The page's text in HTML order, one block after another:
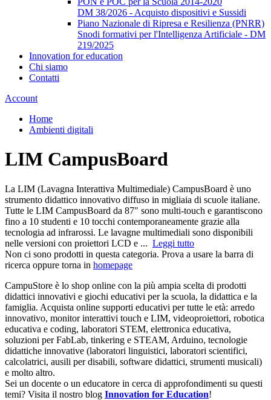
DM 38/2026 - Acquisto dispositivi e Sussidi
Piano Nazionale di Ripresa e Resilienza (PNRR)
Snodi formativi per l'Intelligenza Artificiale - DM
219/2025
Innovation for education
Chi siamo
Contatti
Account
Home
Ambienti digitali
LIM CampusBoard
La LIM (Lavagna Interattiva Multimediale) CampusBoard è uno
strumento didattico innovativo diffuso in migliaia di scuole italiane.
Tutte le LIM CampusBoard da 87" sono multi-touch e garantiscono
fino a 10 studenti e 10 tocchi contemporaneamente grazie alla
tecnologia ad infrarossi. Le lavagne multimediali sono disponibili
nelle versioni con proiettori LCD e ... Leggi tutto
Non ci sono prodotti in questa categoria. Prova a usare la barra di
ricerca oppure torna in homepage
CampuStore è lo shop online con la più ampia scelta di prodotti
didattici innovativi e giochi educativi per la scuola, la didattica e la
famiglia. Acquista online supporti educativi per tutte le età: arredo
innovativo, monitor interattivi touch e LIM, videoproiettori, robotica
educativa e coding, laboratori STEM, elettronica educativa,
soluzioni per FabLab, tinkering e STEAM, Arduino, tecnologie
didattiche innovative (laboratori linguistici, laboratori scientifici,
calcolatrici, ausili per disabili, software didattici, strumenti musicali)
e molto altro.
Sei un docente o un educatore in cerca di approfondimenti su questi
temi? Visita il nostro blog Innovation for Education!